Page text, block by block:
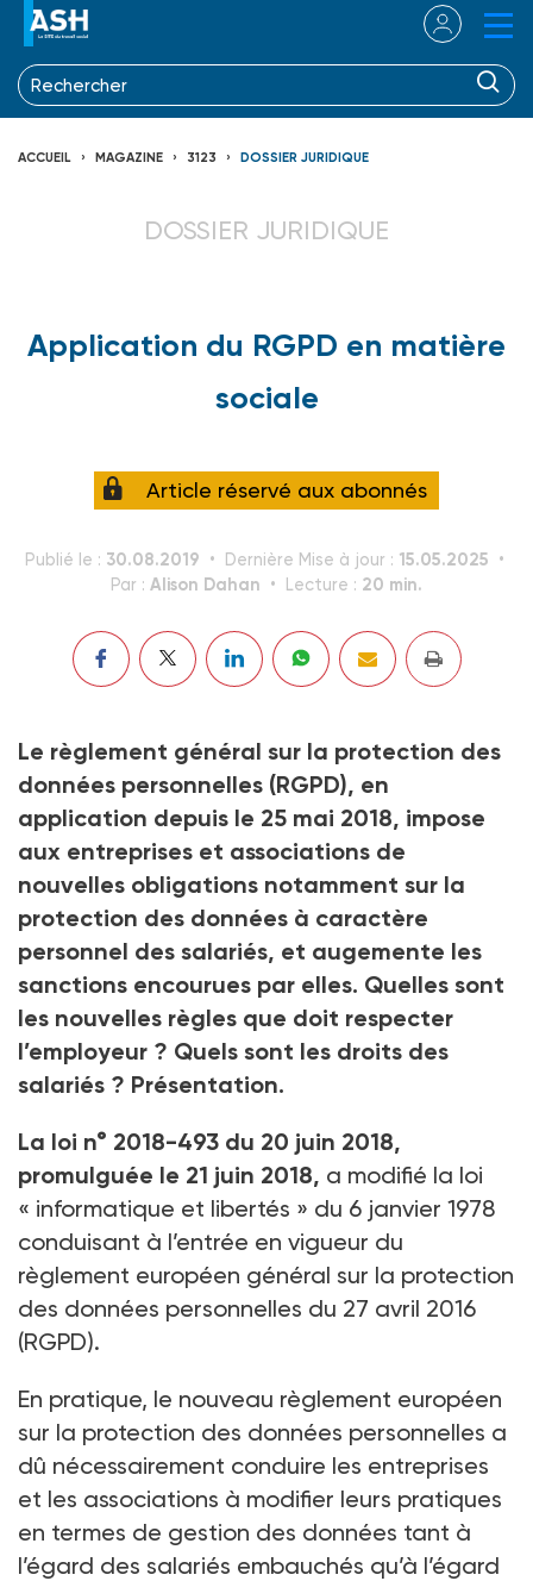
ACCUEIL MAGAZINE 3123 DOSSIER JURIDIQUE
DOSSIER JURIDIQUE
Application du RGPD en matière
sociale
Article réservé aux abonnés
Publié le : 30.08.2019 Dernière Mise à jour : 15.05.2025
Par : Alison Dahan Lecture : 20 min.
Le règlement général sur la protection des
données personnelles (RGPD), en
application depuis le 25 mai 2018, impose
aux entreprises et associations de
nouvelles obligations notamment sur la
protection des données à caractère
personnel des salariés, et augemente les
sanctions encourues par elles. Quelles sont
les nouvelles règles que doit respecter
l’employeur ? Quels sont les droits des
salariés ? Présentation.
La loi n° 2018-493 du 20 juin 2018,
promulguée le 21 juin 2018, a modifié la loi
« informatique et libertés » du 6 janvier 1978
conduisant à l’entrée en vigueur du
règlement européen général sur la protection
des données personnelles du 27 avril 2016
(RGPD).
En pratique, le nouveau règlement européen
sur la protection des données personnelles a
dû nécessairement conduire les entreprises
et les associations à modifier leurs pratiques
en termes de gestion des données tant à
l’égard des salariés embauchés qu’à l’égard